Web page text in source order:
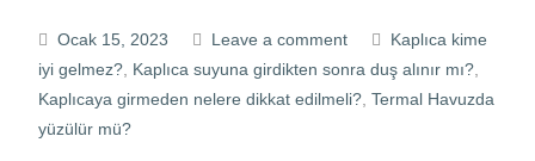
Ocak 15, 2023 Leave a comment
Kaplıca kime
iyi gelmez?, Kaplıca suyuna girdikten sonra duş alınır mı?,
Kaplıcaya girmeden nelere dikkat edilmeli?, Termal Havuzda
yüzülür mü?